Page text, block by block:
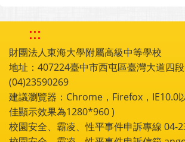
:::
財團法人東海大學附屬高級中等學校
地址：407224臺中市西屯區臺灣大道四段
(04)23590269
建議瀏覽器：Chrome，Firefox，IE10.0
佳顯示效果為1280*960 )
校園安全、霸凌、性平事件申訴專線 04-